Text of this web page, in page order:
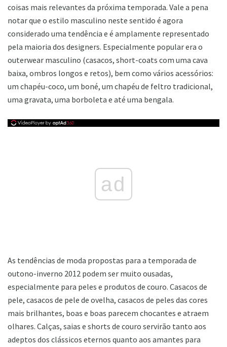
coisas mais relevantes da próxima temporada. Vale a pena
notar que o estilo masculino neste sentido é agora
considerado uma tendência e é amplamente representado
pela maioria dos designers. Especialmente popular era o
outerwear masculino (casacos, short-coats com uma cava
baixa, ombros longos e retos), bem como vários acessórios:
um chapéu-coco, um boné, um chapéu de feltro tradicional,
uma gravata, uma borboleta e até uma bengala.
ad
As tendências de moda propostas para a temporada de
outono-inverno 2012 podem ser muito ousadas,
especialmente para peles e produtos de couro. Casacos de
pele, casacos de pele de ovelha, casacos de peles das cores
mais brilhantes, boas e boas parecem chocantes e atraem
olhares. Calças, saias e shorts de couro servirão tanto aos
adeptos dos clássicos eternos quanto aos amantes para